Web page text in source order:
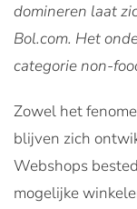
domineren laat
Bol.com. Het
categorie non-
Zowel het
blijven zich
Webshops
mogelijke